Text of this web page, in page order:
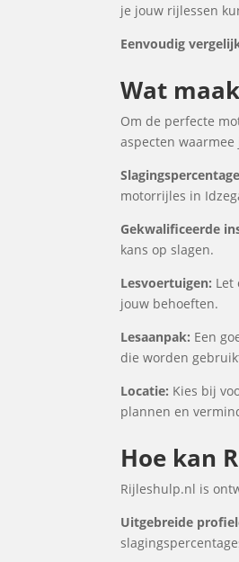
je jouw rijlessen
Eenvoudig
Wat
Om de perfecte
aspecten
motorrijles in
Gekwalificeerde
kans op slagen.
Lesvoertuigen: Let
jouw behoeften.
Lesaanpak: Een
die worden
Locatie: Kies bij
plannen en
Hoe kan
Rijleshulp.nl is
Uitgebreide